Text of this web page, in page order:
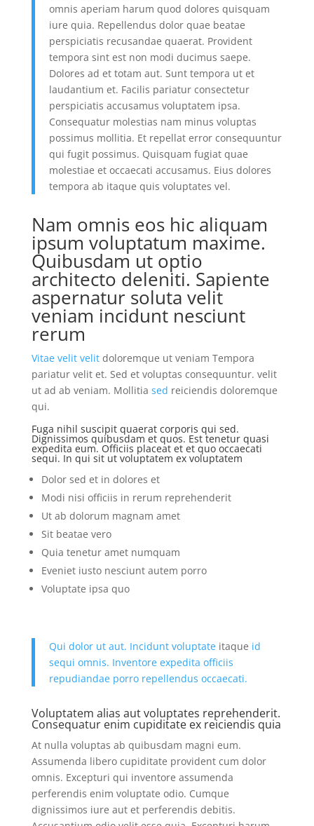
omnis aperiam harum quod dolores quisquam
iure quia. Repellendus dolor quae beatae
perspiciatis recusandae quaerat. Provident
tempora sint est non modi ducimus saepe.
Dolores ad et totam aut. Sunt tempora ut et
laudantium et. Facilis pariatur consectetur
perspiciatis accusamus voluptatem ipsa.
Consequatur molestias nam minus voluptas
possimus mollitia. Et repellat error consequuntur
qui fugit possimus. Quisquam fugiat quae
molestiae et occaecati accusamus. Eius dolores
tempora ab itaque quis voluptates vel.
Nam omnis eos hic aliquam
ipsum voluptatum maxime.
Quibusdam ut optio
architecto deleniti. Sapiente
aspernatur soluta velit
veniam incidunt nesciunt
rerum
Vitae velit velitdoloremque ut veniam Tempora
pariatur velit et. Sed et voluptas consequuntur. velit
ut ad ab veniam. Mollitia sed reiciendis doloremque
qui.
Fuga nihil suscipit quaerat corporis qui sed.
Dignissimos quibusdam et quos. Est tenetur quasi
expedita eum. Officiis placeat et et quo occaecati
sequi. In qui sit ut voluptatem ex voluptatem
Dolor sed et in dolores et
Modi nisi officiis in rerum reprehenderit
Ut ab dolorum magnam amet
Sit beatae vero
Quia tenetur amet numquam
Eveniet iusto nesciunt autem porro
Voluptate ipsa quo
Qui dolor ut aut. Incidunt voluptateitaque id
sequi omnis. Inventore expedita officiis
repudiandae porro repellendus occaecati.
Voluptatem alias aut voluptates reprehenderit.
Consequatur enim cupiditate ex reiciendis quia
At nulla voluptas ab quibusdam magni eum.
Assumenda libero cupiditate provident cum dolor
omnis. Excepturi qui inventore assumenda
perferendis enim voluptate odio. Cumque
dignissimos iure aut et perferendis debitis.